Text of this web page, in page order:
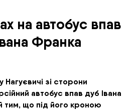
на автобус впав
Франка
Нагуєвичі зі сторони
автобус впав дуб Івана
тим, що під його кроною